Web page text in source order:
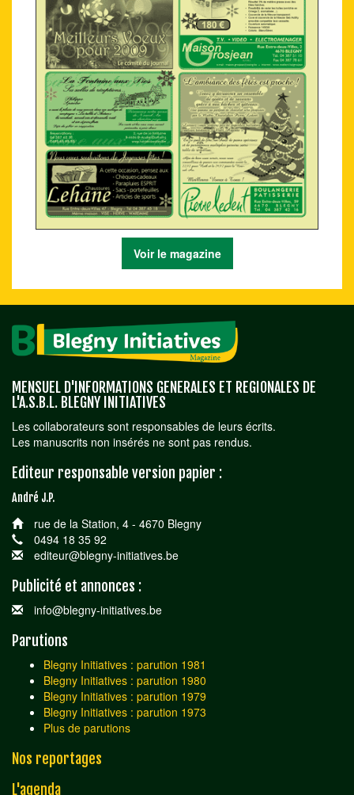
Voir le magazine
MENSUEL D'INFORMATIONS GENERALES ET REGIONALES DE
L'A.S.B.L. BLEGNY INITIATIVES
Les collaborateurs sont responsables de leurs écrits.
Les manuscrits non insérés ne sont pas rendus.
Editeur responsable version papier :
André J.P.
rue de la Station, 4 - 4670 Blegny
0494 18 35 92
editeur@blegny-initiatives.be
Publicité et annonces :
info@blegny-initiatives.be
Parutions
Blegny Initiatives : parution 1981
Blegny Initiatives : parution 1980
Blegny Initiatives : parution 1979
Blegny Initiatives : parution 1973
Plus de parutions
Nos reportages
L'agenda